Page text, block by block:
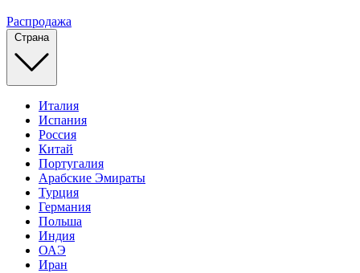
Распродажа
Страна
Италия
Испания
Россия
Китай
Португалия
Арабские Эмираты
Турция
Германия
Польша
Индия
ОАЭ
Иран